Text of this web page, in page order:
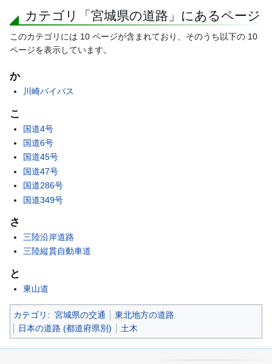
カテゴリ「宮城県の道路」にあるページ
このカテゴリには 10 ページが含まれており、そのうち以下の 10
ページを表示しています。
か
川崎バイパス
こ
国道4号
国道6号
国道45号
国道47号
国道286号
国道349号
さ
三陸沿岸道路
三陸縦貫自動車道
と
東山道
カテゴリ : 宮城県の交通
東北地方の道路
日本の道路 (都道府県別)
土木